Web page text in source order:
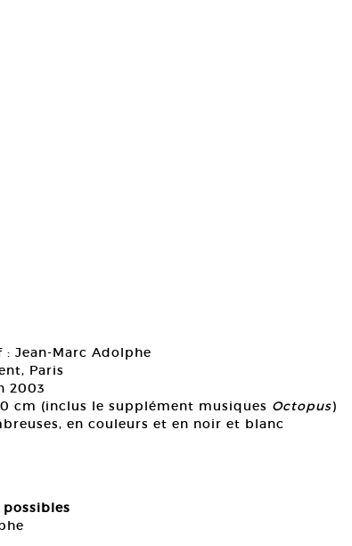
Jean-Marc Adolphe
Paris
2003
cm (inclus le supplément musiques Octopus)
en couleurs et en noir et blanc